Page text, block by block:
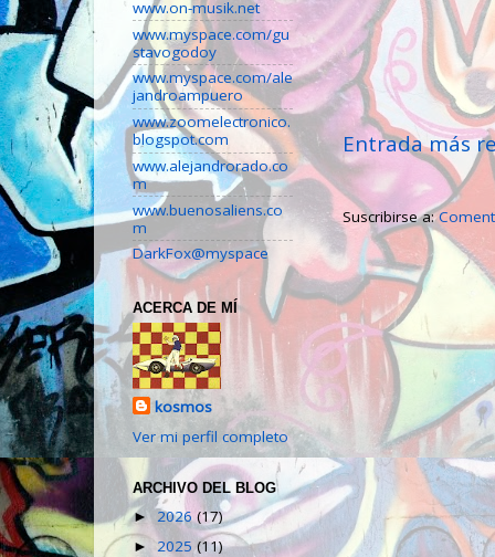
Entrada más
Suscribirse a:
www.on-musik.net
www.myspace.com/gu
stavogodoy
www.myspace.com/ale
jandroampuero
www.zoomelectronico.
blogspot.com
www.alejandrorado.co
m
www.buenosaliens.co
m
DarkFox@myspace
ACERCA DE MÍ
kosmos
Ver mi perfil completo
ARCHIVO DEL BLOG
► 2026(17)
► 2025(11)